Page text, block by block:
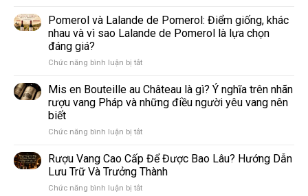
vang
phổ
thế
Sparkling
Wine
Nhau
Thế
Nào?
10
So
Dễ
Hiểu
Người
Pomerol và Lalande de Pomerol: Điểm giống, khác
nhau và vì sao Lalande de Pomerol là lựa chọn
đáng giá?
Chức năng bình luận bị tắtở
và
Lalande
de
Điểm
khác
nhau
và
vì
Mis en Bouteille au Château là gì? Ý nghĩa trên nhãn
rượu vang Pháp và những điều người yêu vang nên
biết
Chức năng bình luận bị tắtở
en
Bouteille
au
Château
Rượu Vang Cao Cấp Để Được Bao Lâu? Hướng Dẫn
Lưu Trữ Và Trưởng Thành
Chức năng bình luận bị tắtở